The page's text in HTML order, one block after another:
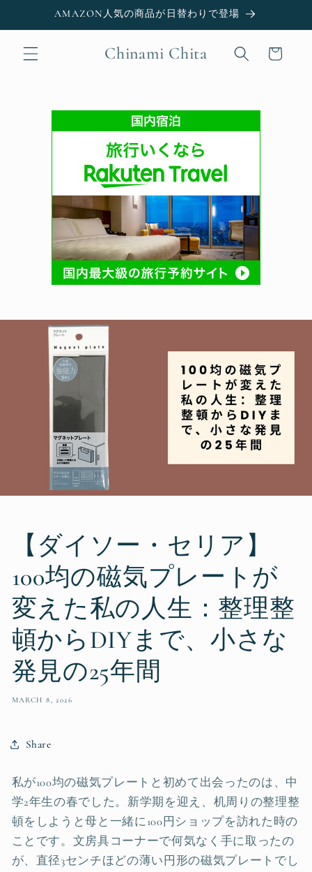
Skip toAMAZON人気の商品が日替わりで登場
Chinami Chita Cart
【ダイソー・セリア】
100均の磁気プレートが
変えた私の人生：整理整
頓からDIYまで、小さな
発見の25年間
MARCH 8, 2026
Share
私が100均の磁気プレートと初めて出会ったのは、中
学2年生の春でした。新学期を迎え、机周りの整理整
頓をしようと母と一緒に100円ショップを訪れた時の
ことです。文房具コーナーで何気なく手に取ったの
が、直径3センチほどの薄い円形の磁気プレートでし